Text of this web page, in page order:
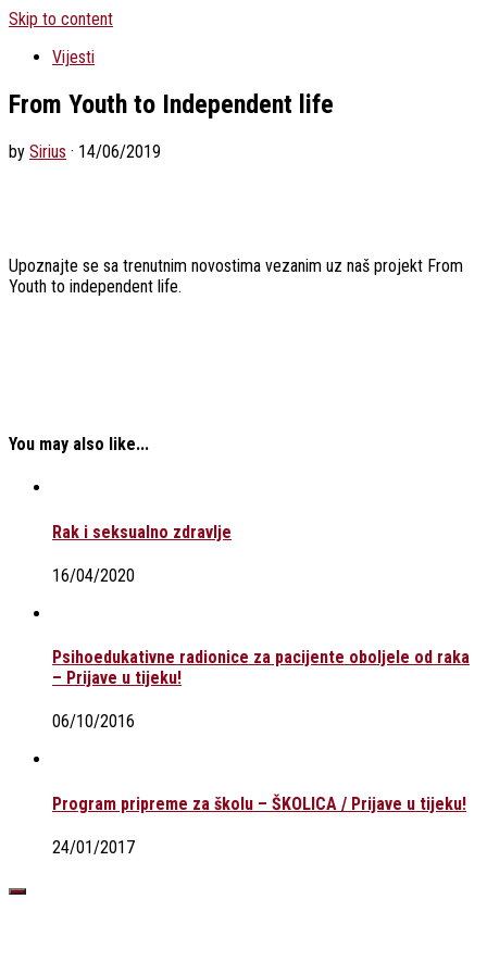
Skip to content
Vijesti
From Youth to Independent life
by Sirius · 14/06/2019
Upoznajte se sa trenutnim novostima vezanim uz naš projekt From
Youth to independent life.
You may also like...
Rak i seksualno zdravlje
16/04/2020
Psihoedukativne radionice za pacijente oboljele od raka
– Prijave u tijeku!
06/10/2016
Program pripreme za školu – ŠKOLICA / Prijave u tijeku!
24/01/2017